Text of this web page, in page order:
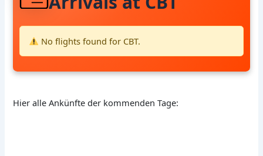
No flights found for CBT.
Hier alle Ankünfte der kommenden Tage: